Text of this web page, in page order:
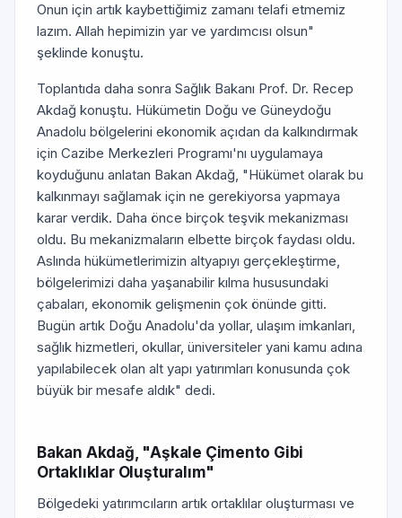
Onun için artık kaybettiğimiz zamanı telafi etmemiz
lazım. Allah hepimizin yar ve yardımcısı olsun"
şeklinde konuştu.
Toplantıda daha sonra Sağlık Bakanı Prof. Dr. Recep
Akdağ konuştu. Hükümetin Doğu ve Güneydoğu
Anadolu bölgelerini ekonomik açıdan da kalkındırmak
için Cazibe Merkezleri Programı'nı uygulamaya
koyduğunu anlatan Bakan Akdağ, "Hükümet olarak bu
kalkınmayı sağlamak için ne gerekiyorsa yapmaya
karar verdik. Daha önce birçok teşvik mekanizması
oldu. Bu mekanizmaların elbette birçok faydası oldu.
Aslında hükümetlerimizin altyapıyı gerçekleştirme,
bölgelerimizi daha yaşanabilir kılma hususundaki
çabaları, ekonomik gelişmenin çok önünde gitti.
Bugün artık Doğu Anadolu'da yollar, ulaşım imkanları,
sağlık hizmetleri, okullar, üniversiteler yani kamu adına
yapılabilecek olan alt yapı yatırımları konusunda çok
büyük bir mesafe aldık" dedi.
Bakan Akdağ, "Aşkale Çimento Gibi
Ortaklıklar Oluşturalım"
Bölgedeki yatırımcıların artık ortaklılar oluşturması ve